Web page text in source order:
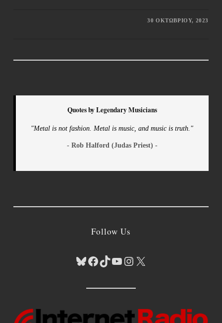
30 ΟΚΤΩΒΡΊΟΥ, 2023
Quotes by Legendary Musicians
"Metal is not fashion. Metal is music, and music is truth."
- Rob Halford (Judas Priest) -
Follow Us